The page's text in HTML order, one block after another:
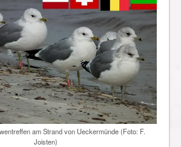
am Strand von Ueckermünde (Foto: F.
Joisten)